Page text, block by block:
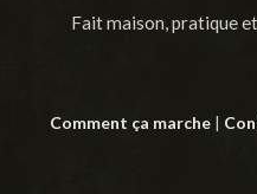
Fait maison, pratique
Comment ça marche|